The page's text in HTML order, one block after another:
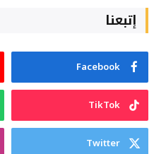
إتبعنا
Facebook
TikTok
Twitter